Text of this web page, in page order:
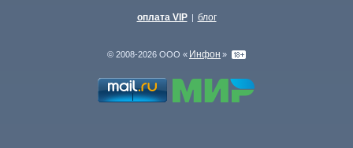
оплата VIP | блог
© 2008-2026 ООО « Инфон »